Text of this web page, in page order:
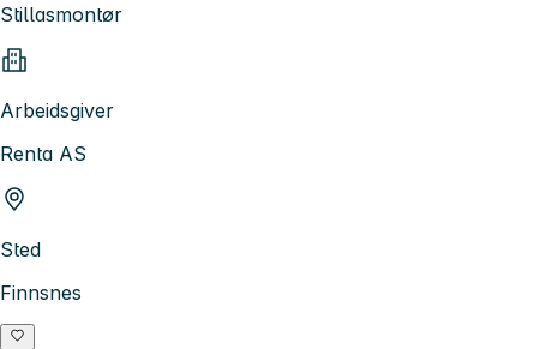
Stillasmontør
Arbeidsgiver
Renta AS
Sted
Finnsnes